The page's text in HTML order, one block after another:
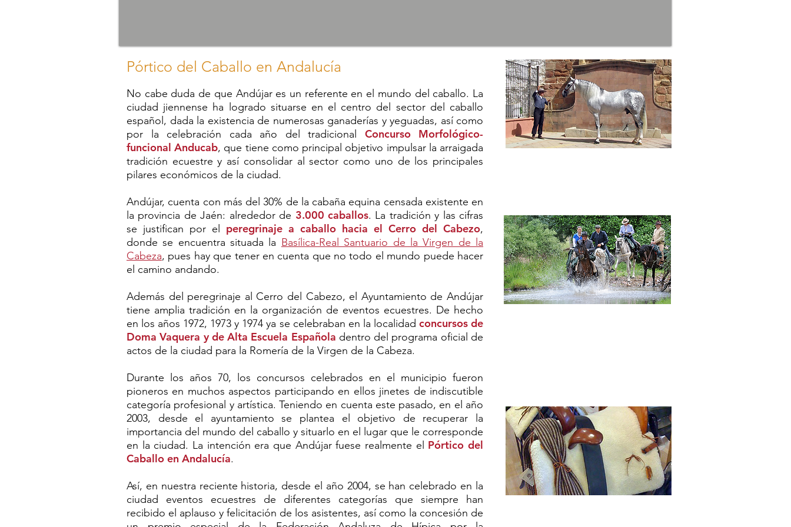
Pórtico del Caballo en Andalucía
No cabe duda de que Andújar es un referente en el mundo del caballo. La
ciudad jiennense ha logrado situarse en el centro del sector del caballo
español, dada la existencia de numerosas ganaderías y yeguadas, así como
por la celebración cada año del tradicional Concurso Morfológico-
funcional Anducab, que tiene como principal objetivo impulsar la arraigada
tradición ecuestre y así consolidar al sector como uno de los principales
pilares económicos de la ciudad.
Andújar, cuenta con más del 30% de la cabaña equina censada existente en
la provincia de Jaén: alrededor de 3.000 caballos. La tradición y las cifras
se justifican por el peregrinaje a caballo hacia el Cerro del Cabezo,
donde se encuentra situada la Basílica-Real Santuario de la Virgen de la
Cabeza, pues hay que tener en cuenta que no todo el mundo puede hacer
el camino andando.
Además del peregrinaje al Cerro del Cabezo, el Ayuntamiento de Andújar
tiene amplia tradición en la organización de eventos ecuestres. De hecho
en los años 1972, 1973 y 1974 ya se celebraban en la localidad concursos de
Doma Vaquera y de Alta Escuela Española dentro del programa oficial de
actos de la ciudad para la Romería de la Virgen de la Cabeza.
Durante los años 70, los concursos celebrados en el municipio fueron
pioneros en muchos aspectos participando en ellos jinetes de indiscutible
categoría profesional y artística. Teniendo en cuenta este pasado, en el año
2003, desde el ayuntamiento se plantea el objetivo de recuperar la
importancia del mundo del caballo y situarlo en el lugar que le corresponde
en la ciudad. La intención era que Andújar fuese realmente el Pórtico del
Caballo en Andalucía.
Así, en nuestra reciente historia, desde el año 2004, se han celebrado en la
ciudad eventos ecuestres de diferentes categorías que siempre han
recibido el aplauso y felicitación de los asistentes, así como la concesión de